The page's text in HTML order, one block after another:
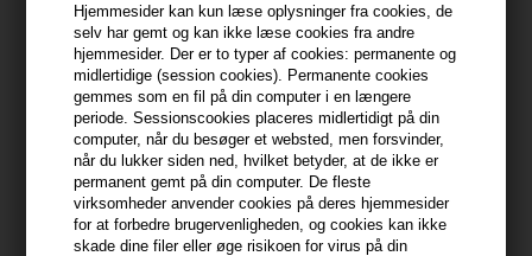
Hjemmesider kan kun læse oplysninger fra cookies, de
selv har gemt og kan ikke læse cookies fra andre
hjemmesider. Der er to typer af cookies: permanente og
midlertidige (session cookies). Permanente cookies
gemmes som en fil på din computer i en længere
periode. Sessionscookies placeres midlertidigt på din
computer, når du besøger et websted, men forsvinder,
når du lukker siden ned, hvilket betyder, at de ikke er
permanent gemt på din computer. De fleste
virksomheder anvender cookies på deres hjemmesider
for at forbedre brugervenligheden, og cookies kan ikke
skade dine filer eller øge risikoen for virus på din
Du får 5 DKK til dit næste køb når du køber denne vare -Vis
min konto
399,10 DKK FRA GRATIS FRAGT 399.1 DKK
Beskrivelse Anmeldelser Fabrikant